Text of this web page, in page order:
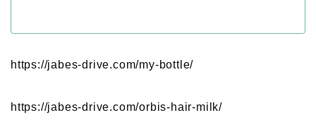
https://jabes-drive.com/my-bottle/
https://jabes-drive.com/orbis-hair-milk/